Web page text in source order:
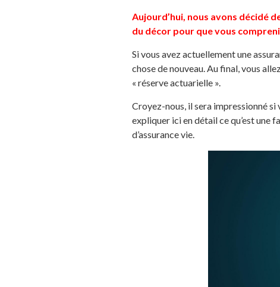
Aujourd’hui, nous avons décidé
du décor pour que vous
Si vous avez actuellement une
chose de nouveau. Au final, vous
« réserve actuarielle ».
Croyez-nous, il sera impressionné
expliquer ici en détail ce qu’est une
d’assurance vie.